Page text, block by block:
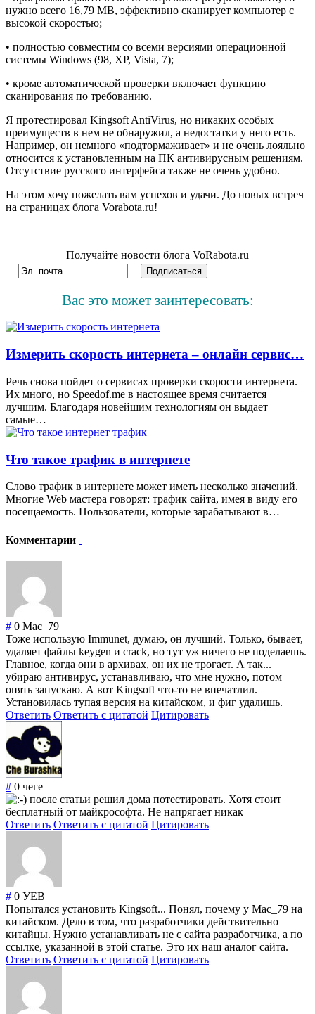
нужно всего 16,79 MB, эффективно сканирует компьютер с
высокой скоростью;
• полностью совместим со всеми версиями операционной
системы Windows (98, XP, Vista, 7);
• кроме автоматической проверки включает функцию
сканирования по требованию.
Я протестировал Kingsoft AntiVirus, но никаких особых
преимуществ в нем не обнаружил, а недостатки у него есть.
Например, он немного «подтормаживает» и не очень лояльно
относится к установленным на ПК антивирусным решениям.
Отсутствие русского интерфейса также не очень удобно.
На этом хочу пожелать вам успехов и удачи. До новых встреч
на страницах блога Vorabota.ru!
Получайте новости блога VoRabota.ru
Вас это может заинтересовать:
Измерить скорость интернета – онлайн сервис…
Речь снова пойдет о сервисах проверки скорости интернета.
Их много, но Speedof.me в настоящее время считается
лучшим. Благодаря новейшим технологиям он выдает
самые…
Что такое трафик в интернете
Слово трафик в интернете может иметь несколько значений.
Многие Web мастера говорят: трафик сайта, имея в виду его
посещаемость. Пользователи, которые зарабатывают в…
Комментарии
# 0 Mac_79
Тоже использую Immunet, думаю, он лучший. Только, бывает,
удаляет файлы keygen и crack, но тут уж ничего не поделаешь.
Главное, когда они в архивах, он их не трогает. А так...
убираю антивирус, устанавливаю, что мне нужно, потом
опять запускаю. А вот Kingsoft что-то не впечатлил.
Установилась тупая версия на китайском, и фиг удалишь.
Ответить Ответить с цитатой Цитировать
# 0 чеге
после статьи решил дома потестировать. Хотя стоит
бесплатный от майкрософта. Не напрягает никак
Ответить Ответить с цитатой Цитировать
# 0 УЕВ
Попытался установить Kingsoft... Понял, почему у Mac_79 на
китайском. Дело в том, что разработчики действительно
китайцы. Нужно устанавливать не с сайта разработчика, а по
ссылке, указанной в этой статье. Это их наш аналог сайта.
Ответить Ответить с цитатой Цитировать